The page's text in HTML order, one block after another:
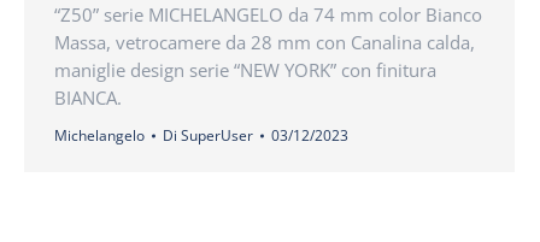
“Z50” serie MICHELANGELO da 74 mm color Bianco
Massa, vetrocamere da 28 mm con Canalina calda,
maniglie design serie “NEW YORK” con finitura
BIANCA.
Michelangelo Di SuperUser 03/12/2023